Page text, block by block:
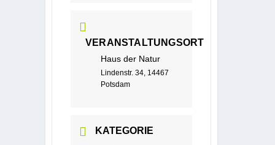
VERANSTALTUNGSORT
Haus der Natur
Lindenstr. 34, 14467
Potsdam
KATEGORIE